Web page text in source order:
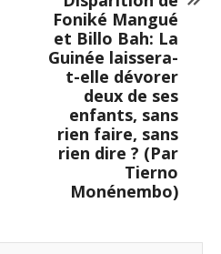
Foniké Mangué
et Billo Bah: La
Guinée laissera-
t-elle dévorer
deux de ses
enfants, sans
rien faire, sans
rien dire ? (Par
Tierno
Monénembo)